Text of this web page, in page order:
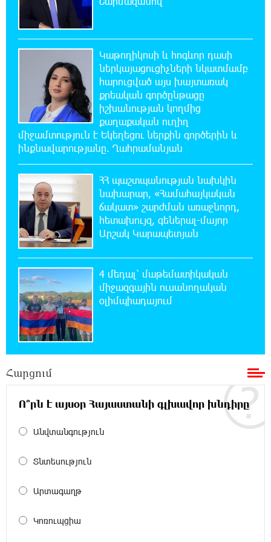
20:26:38 6-08-2026
Ավտովթար՝ Կոտայքի մարզում. Զովունի-
Եղվարդ ճանապարհին բախվել են «Alfa
Romeo»-ն և «Opel»-ը. կա վիրավոր
20:08:02 6-08-2026
Արժևորվում է Շիրակի երգիծական
բանահյուսությունը
Վրաստանում պետական ​​պաշտոնյային
կաշառելու փորձի համար քաղաքացի է
ձերբակալվել
19:25:15 6-08-2026
ՌԴ-ն պատրաստ է շարունակել Հայաստանի
Օվերչուկ
19:07:40 6-08-2026
Հայաստանի բնակչության թիվը շուրջ 7
հազարով ավելացել է
«Հըզբոլլահ»-ի հրամանատարական կետերի
18:30:50 6-08-2026
տրանսֆերի վերաբերյալ
առաջարկում է պահանջարկ չունեցող
Կաթողիկոսի և հոգևոր դասի
ներկայացուցիչների նկատմամբ
հարուցված այս խայտառակ
քրեական գործընթացը
իշխանության կողմից
քաղաքական ուղիղ
միջամտություն է Եկեղեցու ներքին գործերին և
ինքնավարությանը. Ղահրամանյան
ՀՀ պաշտպանության նախկին
նախարար, «Համահայկական
ճակատ» շարժման առաջնորդ,
հետախույզ, գեներալ-մայոր
Արշակ Կարապետյան
4 մեդալ՝ մաթեմատիկական
միջազգային ուսանողական
օլիմպիադայում
Հարցում
Ո՞րն է այսօր Հայաստանի գլխավոր խնդիրը
Անվտանգություն
Տնտեսություն
Արտագաղթ
Կոռուպցիա